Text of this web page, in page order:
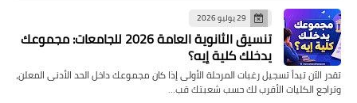
29 يوليو 2026
تنسيق الثانوية العامة 2026 للجامعات: مجموعك
يدخلك كلية إيه؟
تقدر الآن تبدأ تسجيل رغبات المرحلة الأولى إذا كان مجموعك داخل الحد الأدنى المعلن،
وتراجع الكليات الأقرب لك حسب شعبتك قب…